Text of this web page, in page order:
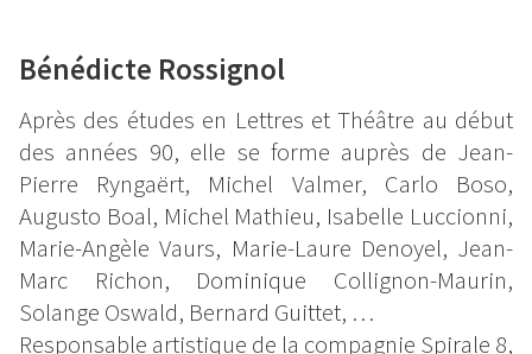
Bénédicte Rossignol
Après des études en Lettres et Théâtre au début
des années 90, elle se forme auprès de Jean-
Pierre Ryngaërt, Michel Valmer, Carlo Boso,
Augusto Boal, Michel Mathieu, Isabelle Luccionni,
Marie-Angèle Vaurs, Marie-Laure Denoyel, Jean-
Marc Richon, Dominique Collignon-Maurin,
Solange Oswald, Bernard Guittet, …
Responsable artistique de la compagnie Spirale 8,